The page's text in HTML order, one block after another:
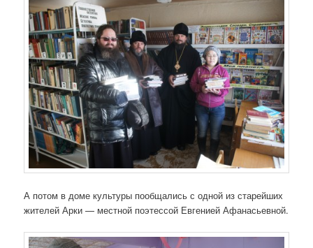
А потом в доме культуры пообщались с одной из старейших
жителей Арки — местной поэтессой Евгенией Афанасьевной.